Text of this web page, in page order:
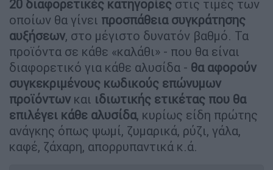
20 διαφορετικές κατηγορίες στις τιμές των
οποίων θα γίνει προσπάθεια συγκράτησης
αυξήσεων, στο μέγιστο δυνατόν βαθμό. Τα
προϊόντα σε κάθε «καλάθι» - που θα είναι
διαφορετικό για κάθε αλυσίδα - θα αφορούν
συγκεκριμένους κωδικούς επώνυμων
προϊόντων και ιδιωτικής ετικέτας που θα
επιλέγει κάθε αλυσίδα, κυρίως είδη πρώτης
ανάγκης όπως ψωμί, ζυμαρικά, ρύζι, γάλα,
καφέ, ζάχαρη, απορρυπαντικά κ.ά.